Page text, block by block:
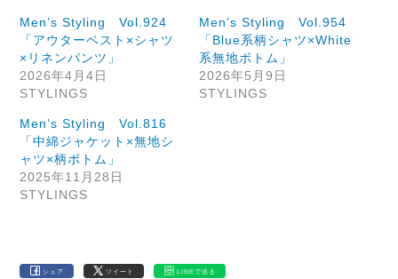
Men’s Styling Vol.924
「アウターベスト×シャツ
×リネンパンツ」
2026年4月4日
STYLINGS
Men’s Styling Vol.954
「Blue系柄シャツ×White
系無地ボトム」
2026年5月9日
STYLINGS
Men’s Styling Vol.816
「中綿ジャケット×無地シ
ャツ×柄ボトム」
2025年11月28日
STYLINGS
シェア ツイート LINEで送る